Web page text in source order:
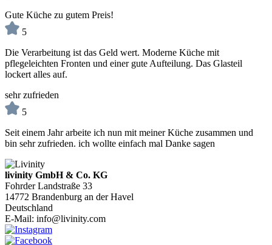
Gute Küche zu gutem Preis!
5
Die Verarbeitung ist das Geld wert. Moderne Küche mit
pflegeleichten Fronten und einer gute Aufteilung. Das Glasteil
lockert alles auf.
sehr zufrieden
5
Seit einem Jahr arbeite ich nun mit meiner Küche zusammen und
bin sehr zufrieden. ich wollte einfach mal Danke sagen
livinity GmbH & Co. KG
Fohrder Landstraße 33
14772 Brandenburg an der Havel
Deutschland
E-Mail: info@livinity.com